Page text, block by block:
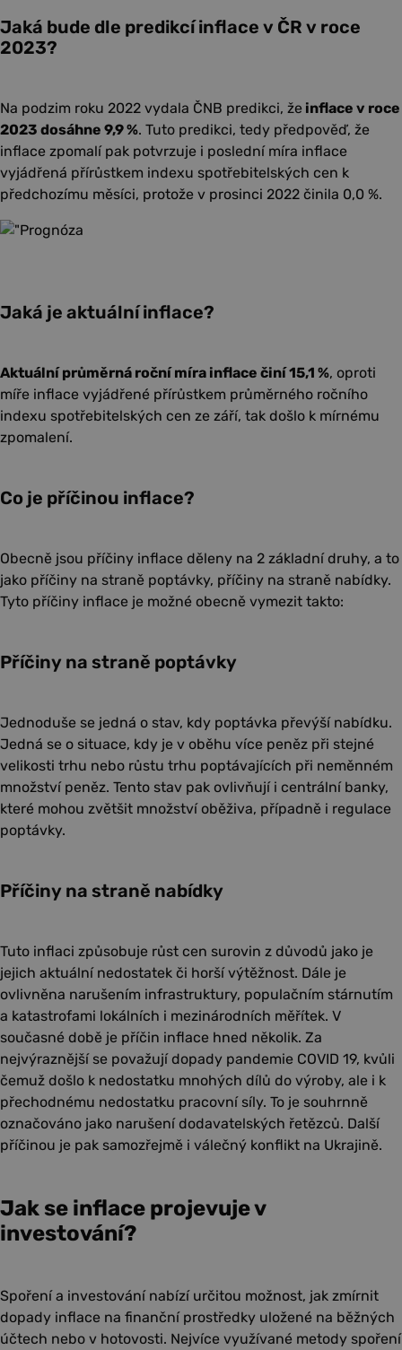
Jaká bude dle predikcí inflace v ČR v roce
2023?
Na podzim roku 2022 vydala ČNB predikci, že inflace v roce
2023 dosáhne 9,9 %. Tuto predikci, tedy předpověď, že
inflace zpomalí pak potvrzuje i poslední míra inflace
vyjádřená přírůstkem indexu spotřebitelských cen k
předchozímu měsíci, protože v prosinci 2022 činila 0,0 %.
Jaká je aktuální inflace?
Aktuální průměrná roční míra inflace činí 15,1 %, oproti
míře inflace vyjádřené přírůstkem průměrného ročního
indexu spotřebitelských cen ze září, tak došlo k mírnému
zpomalení.
Co je příčinou inflace?
Obecně jsou příčiny inflace děleny na 2 základní druhy, a to
jako příčiny na straně poptávky, příčiny na straně nabídky.
Tyto příčiny inflace je možné obecně vymezit takto:
Příčiny na straně poptávky
Jednoduše se jedná o stav, kdy poptávka převýší nabídku.
Jedná se o situace, kdy je v oběhu více peněz při stejné
velikosti trhu nebo růstu trhu poptávajících při neměnném
množství peněz. Tento stav pak ovlivňují i centrální banky,
které mohou zvětšit množství oběživa, případně i regulace
poptávky.
Příčiny na straně nabídky
Tuto inflaci způsobuje růst cen surovin z důvodů jako je
jejich aktuální nedostatek či horší výtěžnost. Dále je
ovlivněna narušením infrastruktury, populačním stárnutím
a katastrofami lokálních i mezinárodních měřítek. V
současné době je příčin inflace hned několik. Za
nejvýraznější se považují dopady pandemie COVID 19, kvůli
čemuž došlo k nedostatku mnohých dílů do výroby, ale i k
přechodnému nedostatku pracovní síly. To je souhrnně
označováno jako narušení dodavatelských řetězců. Další
příčinou je pak samozřejmě i válečný konflikt na Ukrajině.
Jak se inflace projevuje v
investování?
Spoření a investování nabízí určitou možnost, jak zmírnit
dopady inflace na finanční prostředky uložené na běžných
účtech nebo v hotovosti. Nejvíce využívané metody spoření